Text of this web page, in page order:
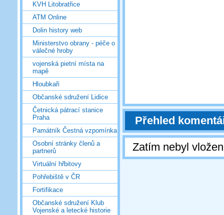
KVH Litobratřice
ATM Online
Dolin history web
Ministerstvo obrany - péče o
válečné hroby
vojenská pietní místa na
mapě
Hloubkaři
Občanské sdružení Lidice
Četnická pátrací stanice
Praha
Památník Čestná vzpomínka
Osobní stránky členů a
partnerů
Virtuální hřbitovy
Pohřebiště v ČR
Fortifikace
Občanské sdružení Klub
Vojenské a letecké historie
Přehled
Zatím nebyl